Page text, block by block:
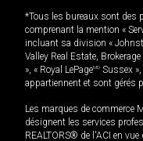
*Tous les bureaux sont des
comprenant la mention «
incluant sa division «
Valley Real Estate, Brokerage
», « Royal LePageMD Sussex
appartiennent et sont gérés
Les marques de commerce
désignent les services
REALTORS® de l'ACI en